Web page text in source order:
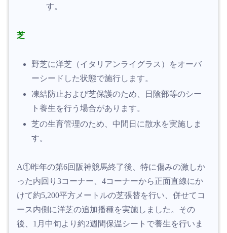
す。
芝
野芝に洋芝（イタリアンライグラス）をオーバ
ーシードした状態で施行します。
凍結防止および芝保護のため、日陰部等のシー
ト養生を行う場合があります。
芝の生育管理のため、中間日に散水を実施しま
す。
A①昨年の第6回阪神競馬終了後、特に傷みの激しか
った内回り3コーナー、4コーナーから正面直線にか
けて約5,200平方メートルの芝張替を行い、併せてコ
ース内側に洋芝の追加播種を実施しました。その
後、1月中旬より約2週間保温シートで養生を行いま